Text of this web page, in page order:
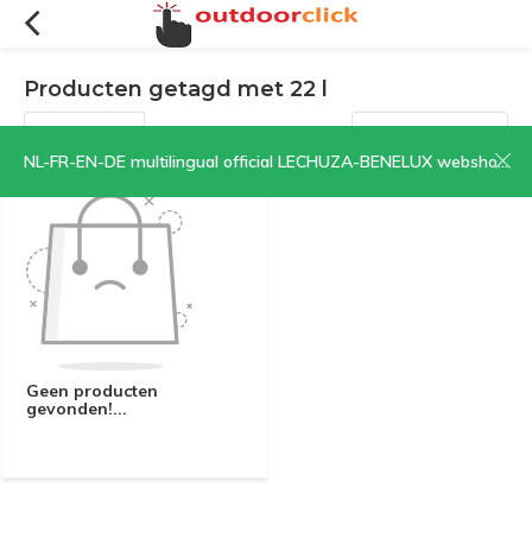
NL-FR-EN-DE multilingual official LECHUZA-BENELUX webshop | CLICK HERE NOW!
Producten getagd met 22 l
Filters Sorteren op:
Geen producten
gevonden!...